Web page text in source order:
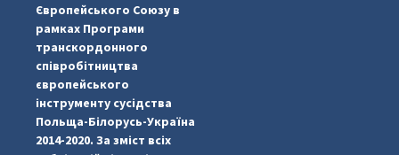
Європейського Союзу в
рамках Програми
транскордонного
співробітництва
європейського
інструменту сусідства
Польща-Білорусь-Україна
2014-2020. За зміст всіх